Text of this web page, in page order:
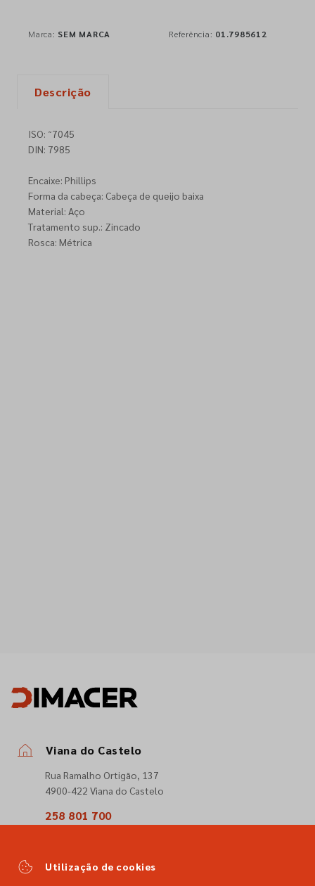
Marca: SEM MARCA Referência: 01.7985612
Descrição
ISO: ˜7045
DIN: 7985
Encaixe: Phillips
Forma da cabeça: Cabeça de queijo baixa
Material: Aço
Tratamento sup.: Zincado
Rosca: Métrica
Viana do Castelo
Rua Ramalho Ortigão, 137
4900-422 Viana do Castelo
258 801 700
comercial@dimacer.com
Utilização de cookies